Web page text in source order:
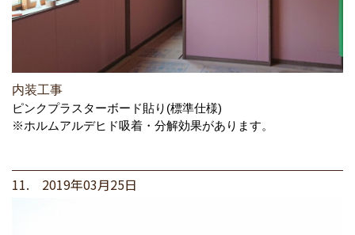
内装工事
ピンクプラスターボード貼り(標準仕様)
※ホルムアルデヒド吸着・分解効果があります。
11. 2019年03月25日